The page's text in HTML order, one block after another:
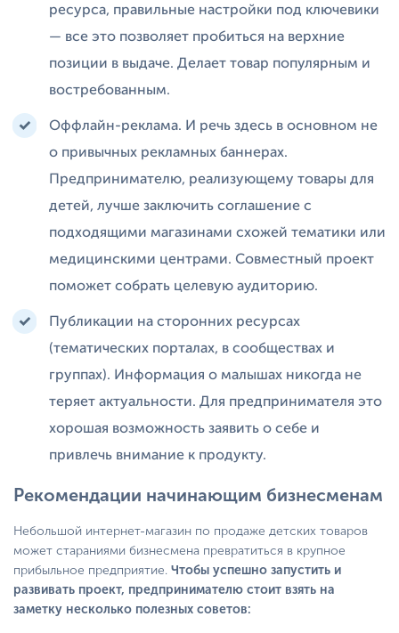
ресурса, правильные настройки под ключевики
— все это позволяет пробиться на верхние
позиции в выдаче. Делает товар популярным и
востребованным.
Оффлайн-реклама. И речь здесь в основном не
о привычных рекламных баннерах.
Предпринимателю, реализующему товары для
детей, лучше заключить соглашение с
подходящими магазинами схожей тематики или
медицинскими центрами. Совместный проект
поможет собрать целевую аудиторию.
Публикации на сторонних ресурсах
(тематических порталах, в сообществах и
группах). Информация о малышах никогда не
теряет актуальности. Для предпринимателя это
хорошая возможность заявить о себе и
привлечь внимание к продукту.
Рекомендации начинающим бизнесменам
Небольшой интернет-магазин по продаже детских товаров
может стараниями бизнесмена превратиться в крупное
прибыльное предприятие. Чтобы успешно запустить и
развивать проект, предпринимателю стоит взять на
заметку несколько полезных советов: